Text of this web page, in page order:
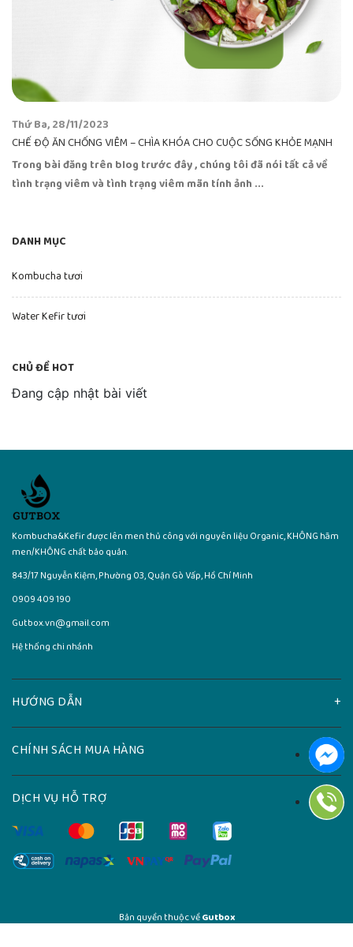
Thứ Ba, 28/11/2023
CHẾ ĐỘ ĂN CHỐNG VIÊM – CHÌA KHÓA CHO CUỘC SỐNG KHỎE MẠNH
Trong bài đăng trên blog trước đây , chúng tôi đã nói tất cả về
tình trạng viêm và tình trạng viêm mãn tính ảnh ...
DANH MỤC
Kombucha tươi
Water Kefir tươi
CHỦ ĐỀ HOT
Đang cập nhật bài viết
Kombucha&Kefir được lên men thủ công với nguyên liệu Organic, KHÔNG hãm
men/KHÔNG chất bảo quản.
843/17 Nguyễn Kiệm, Phường 03, Quận Gò Vấp, Hồ Chí Minh
0909 409 190
Gutbox.vn@gmail.com
Hệ thống chi nhánh
HƯỚNG DẪN
CHÍNH SÁCH MUA HÀNG
DỊCH VỤ HỖ TRỢ
Bản quyền thuộc vềGutbox